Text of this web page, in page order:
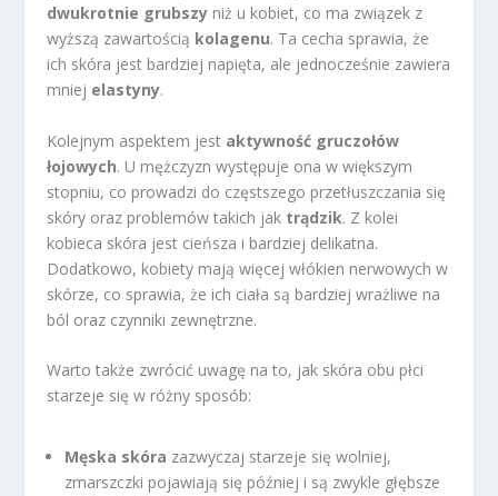
dwukrotnie grubszy niż u kobiet, co ma związek z
wyższą zawartością kolagenu. Ta cecha sprawia, że
ich skóra jest bardziej napięta, ale jednocześnie zawiera
mniej elastyny.
Kolejnym aspektem jest aktywność gruczołów
łojowych. U mężczyzn występuje ona w większym
stopniu, co prowadzi do częstszego przetłuszczania się
skóry oraz problemów takich jak trądzik. Z kolei
kobieca skóra jest cieńsza i bardziej delikatna.
Dodatkowo, kobiety mają więcej włókien nerwowych w
skórze, co sprawia, że ich ciała są bardziej wrażliwe na
ból oraz czynniki zewnętrzne.
Warto także zwrócić uwagę na to, jak skóra obu płci
starzeje się w różny sposób:
Męska skóra zazwyczaj starzeje się wolniej,
zmarszczki pojawiają się później i są zwykle głębsze